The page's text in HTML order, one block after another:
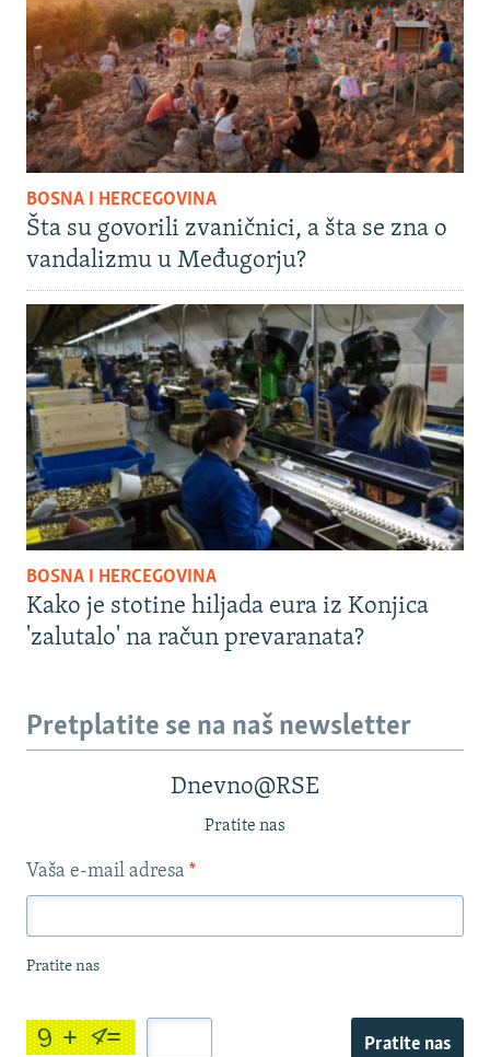
BOSNA I HERCEGOVINA
Šta su govorili zvaničnici, a šta se zna o
vandalizmu u Međugorju?
BOSNA I HERCEGOVINA
Kako je stotine hiljada eura iz Konjica
'zalutalo' na račun prevaranata?
Pretplatite se na naš newsletter
Dnevno@RSE
Pratite nas
Vaša e-mail adresa *
Pratite nas
Pratite nas